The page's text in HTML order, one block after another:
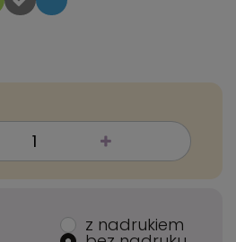
z nadrukiem